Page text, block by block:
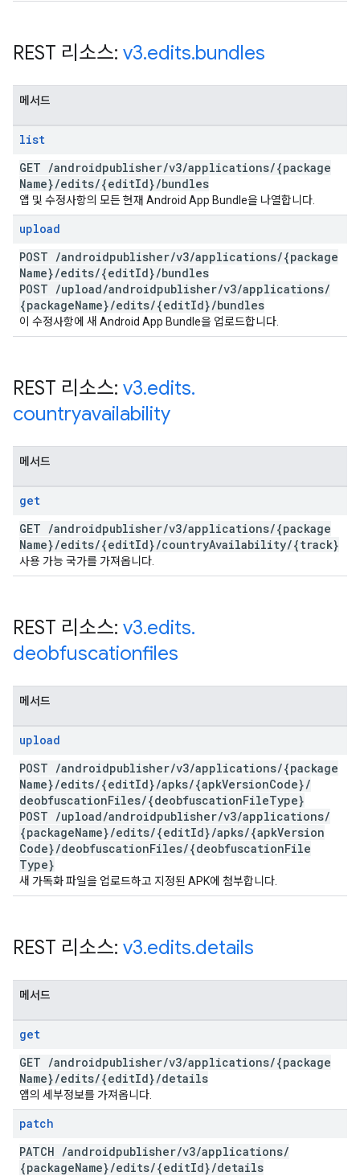
REST 리소스: v3.edits.bundles
메서드
list
GET /androidpublisher/v3/applications/{package
Name}/edits/{editId}/bundles
앱 및 수정사항의 모든 현재 Android App Bundle을 나열합니다.
upload
POST /androidpublisher/v3/applications/{package
Name}/edits/{editId}/bundles
POST /upload/androidpublisher/v3/applications/
{packageName}/edits/{editId}/bundles
이 수정사항에 새 Android App Bundle을 업로드합니다.
REST 리소스: v3.edits.
countryavailability
메서드
get
GET /androidpublisher/v3/applications/{package
Name}/edits/{editId}/countryAvailability/{track}
사용 가능 국가를 가져옵니다.
REST 리소스: v3.edits.
deobfuscationfiles
메서드
upload
POST /androidpublisher/v3/applications/{package
Name}/edits/{editId}/apks/{apkVersionCode}/
deobfuscationFiles/{deobfuscationFileType}
POST /upload/androidpublisher/v3/applications/
{packageName}/edits/{editId}/apks/{apkVersion
Code}/deobfuscationFiles/{deobfuscationFile
Type}
새 가독화 파일을 업로드하고 지정된 APK에 첨부합니다.
REST 리소스: v3.edits.details
메서드
get
GET /androidpublisher/v3/applications/{package
Name}/edits/{editId}/details
앱의 세부정보를 가져옵니다.
patch
PATCH /androidpublisher/v3/applications/
{packageName}/edits/{editId}/details